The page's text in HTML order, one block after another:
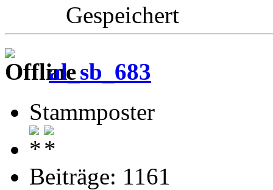
Gespeichert
al_sb_683
Stammposter
Beiträge: 1161